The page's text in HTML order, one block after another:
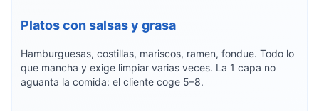
Platos con salsas y grasa
Hamburguesas, costillas, mariscos, ramen, fondue. Todo lo
que mancha y exige limpiar varias veces. La 1 capa no
aguanta la comida: el cliente coge 5–8.